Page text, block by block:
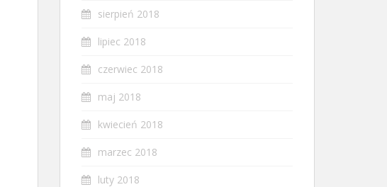
sierpień 2018
lipiec 2018
czerwiec 2018
maj 2018
kwiecień 2018
marzec 2018
luty 2018